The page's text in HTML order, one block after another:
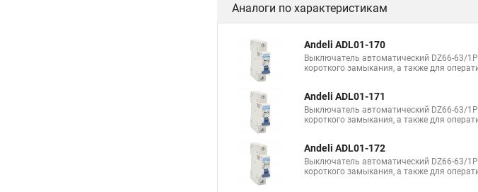
Аналоги по характеристикам
Andeli ADL01-170
Выключатель автоматический DZ66-63/
короткого замыкания, а также для
Andeli ADL01-171
Выключатель автоматический DZ66-63/
короткого замыкания, а также для
Andeli ADL01-172
Выключатель автоматический DZ66-63/
короткого замыкания, а также для